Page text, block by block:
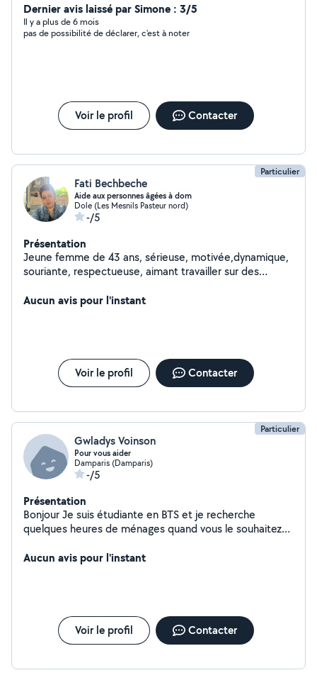
Dernier avis laissé par Simone : 3/5
Il y a plus de 6 mois
pas de possibilité de déclarer, c'est à noter
Voir le profil Contacter
Particulier
Fati Bechbeche
Aide aux personnes âgées à dom
Dole (Les Mesnils Pasteur nord)
-/5
Présentation
Jeune femme de 43 ans, sérieuse, motivée,dynamique,
souriante, respectueuse, aimant travailler sur des
d'activité de l'aide à la personne. Paiement espèces où
Aucun avis pour l'instant
Voir le profil Contacter
Particulier
Gwladys Voinson
Pour vous aider
Damparis (Damparis)
-/5
Présentation
Bonjour Je suis étudiante en BTS et je recherche
quelques heures de ménages quand vous le souhaitez
maison avec un terrain clôturé de 170m² j'ai un chien non
Aucun avis pour l'instant
Voir le profil Contacter